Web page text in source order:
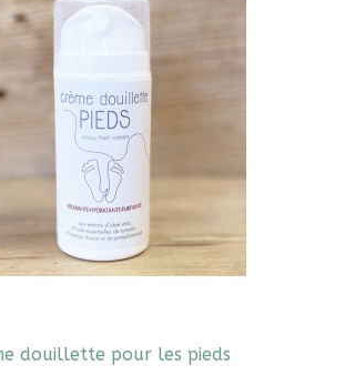
douillette pour les pieds